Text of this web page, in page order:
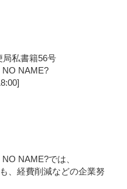
私書籍56号
NO NAME?
NAME?では、
、経費削減などの企業努